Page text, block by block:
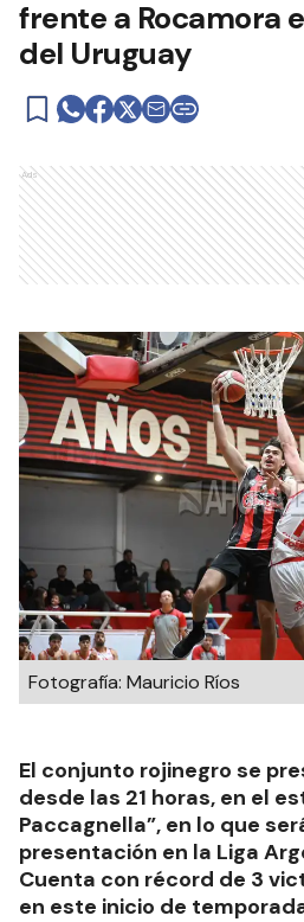
frente a Rocamora
del Uruguay
Ads
Fotografía: Mauricio Ríos
El conjunto rojinegro se
desde las 21 horas, en el
Paccagnella”, en lo que
presentación en la Liga
Cuenta con récord de 3
en este inicio de